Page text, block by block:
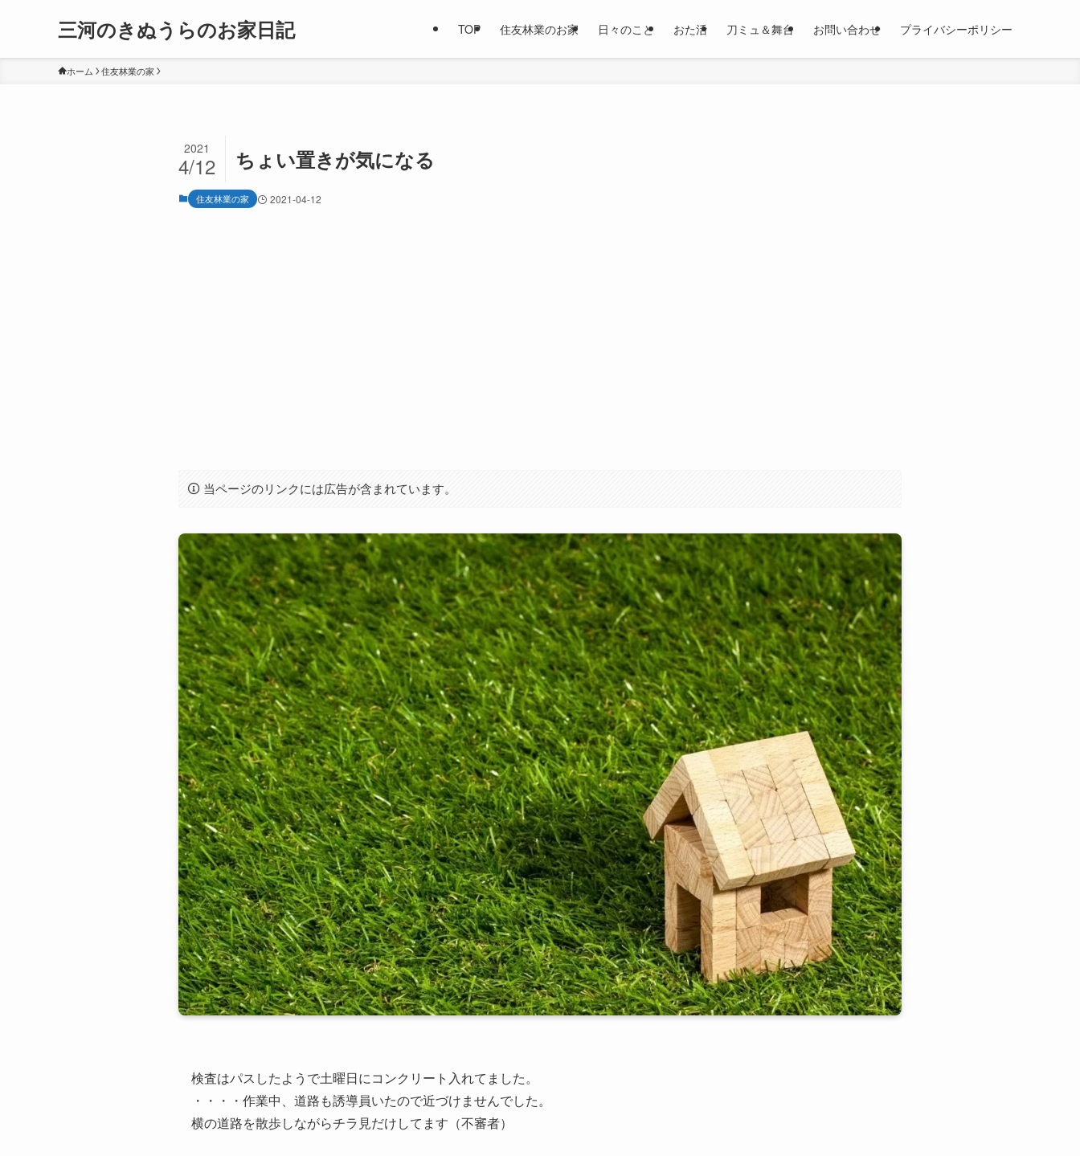
三河のきぬうらのお家日記 TOP 住友林業のお家 日々のこと おた活 刀ミュ＆舞台 お問い合わせ プライバシーポリシー
ホーム 住友林業の家
ちょい置きが気になる
2021
4/12
住友林業の家 2021-04-12
当ページのリンクには広告が含まれています。
検査はパスしたようで土曜日にコンクリート入れてました。
・・・・作業中、道路も誘導員いたので近づけませんでした。
横の道路を散歩しながらチラ見だけしてます（不審者）